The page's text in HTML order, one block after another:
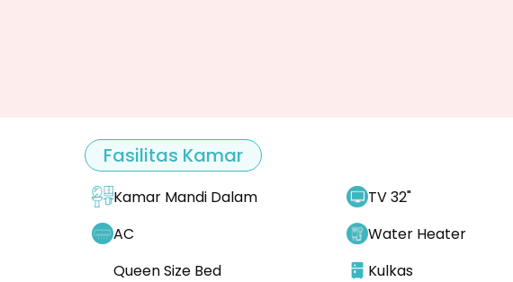
Fasilitas Kamar
Kamar Mandi Dalam
TV 32"
AC
Water Heater
Queen Size Bed
Kulkas